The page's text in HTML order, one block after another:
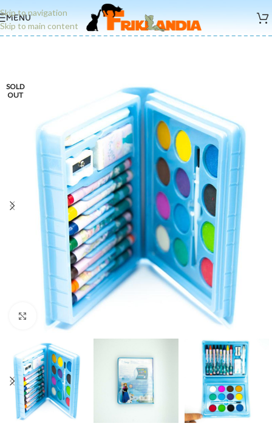
Skip to navigation
Skip to main content
MENU
SOLD
OUT
Click to enlarge